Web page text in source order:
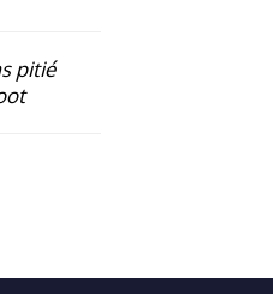
pitié